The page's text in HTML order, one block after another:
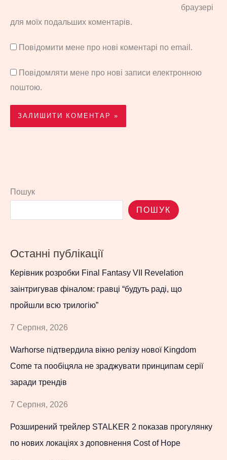
браузері
для моїх подальших коментарів.
Повідомити мене про нові коментарі по email.
Повідомляти мене про нові записи електронною
поштою.
Пошук
ПОШУК
Останні публікації
Керівник розробки Final Fantasy VII Revelation
заінтригував фіналом: гравці “будуть раді, що
пройшли всю трилогію”
7 Серпня, 2026
Warhorse підтвердила вікно релізу нової Kingdom
Come та пообіцяла не зраджувати принципам серії
заради трендів
7 Серпня, 2026
Розширений трейлер STALKER 2 показав прогулянку
по нових локаціях з доповнення Cost of Hope